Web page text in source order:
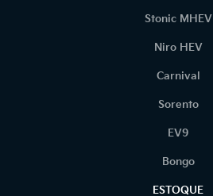
Stonic MHEV
Niro HEV
Carnival
Sorento
EV9
Bongo
ESTOQUE